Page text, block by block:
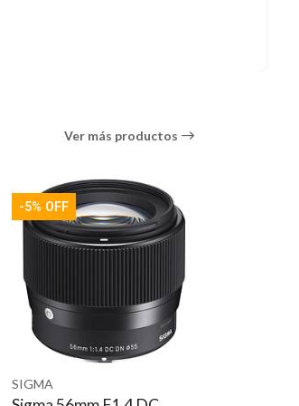
orientado al cine. Este primo
de 6-8K y una abertura T2 en
Primes estándar son las marcas
fácilmente las marcas de
la línea de lentes hacen que sea
del color está
del barril de enfoque. Los
Ver más productos
-5% OFF
SIGMA